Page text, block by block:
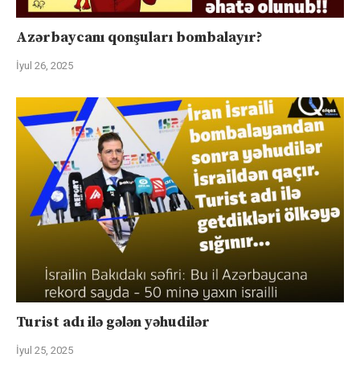
Azərbaycanı qonşuları bombalayır?
İyul 26, 2025
Turist adı ilə gələn yəhudilər
İyul 25, 2025